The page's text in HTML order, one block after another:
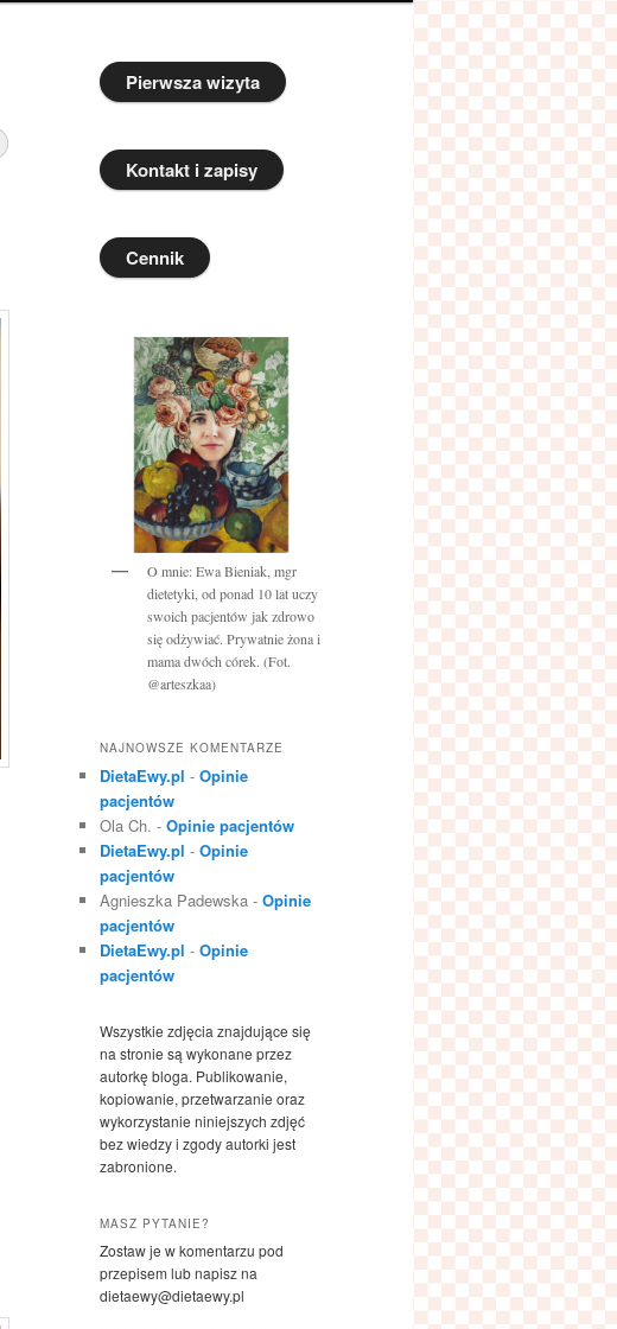
Pierwsza wizyta
Kontakt i zapisy
Cennik
O mnie: Ewa Bieniak, mgr
dietetyki, od ponad 10 lat uczy
swoich pacjentów jak zdrowo
się odżywiać. Prywatnie żona i
mama dwóch córek. (Fot.
@arteszkaa)
NAJNOWSZE KOMENTARZE
DietaEwy.pl - Opinie
pacjentów
Ola Ch. - Opinie pacjentów
DietaEwy.pl - Opinie
pacjentów
Agnieszka Padewska - Opinie
pacjentów
DietaEwy.pl - Opinie
pacjentów
Wszystkie zdjęcia znajdujące się
na stronie są wykonane przez
autorkę bloga. Publikowanie,
kopiowanie, przetwarzanie oraz
wykorzystanie niniejszych zdjęć
bez wiedzy i zgody autorki jest
zabronione.
MASZ PYTANIE?
Zostaw je w komentarzu pod
przepisem lub napisz na
dietaewy@dietaewy.pl